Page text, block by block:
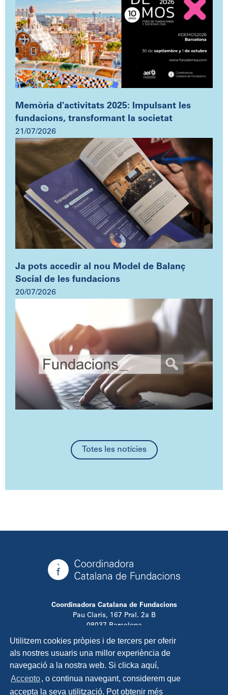
Utilitzem cookies pròpies i de tercers per oferir
als nostres usuaris una millor experiència de
navegació a la nostra web. Si clicka aquí,
Accepto, o continua navegant, considerem que
accepta la seva utilització. Pot obtenir més
Memòria d'activitats 2025: Impulsant les
fundacions, transformant la societat
21/07/2026
Ja pots accedir al nou Model de Balanç
Social de les fundacions
20/07/2026
Totes les notícies
Coordinadora Catalana de Fundacions
Pau Claris, 167 Pral. 2a B
08037 Barcelona
T. 934 881 480
info@ccfundacions.cat